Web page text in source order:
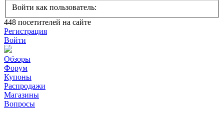
Войти как пользователь:
448 посетителей на сайте
Регистрация
Войти
Обзоры
Форум
Купоны
Распродажи
Магазины
Вопросы